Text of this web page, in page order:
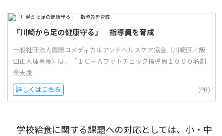
「川崎から足の健康守る」 指導員を育成
一般社団法人国際コメディカルアンドヘルスケア協会（川崎区／飯
田正人理事長）は、「ＩＣＨＡフットチェック指導員１０００名創
業支援...
詳しくはこちら (PR)
学校給食に関する課題への対応としては、小・中